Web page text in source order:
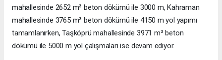
mahallesinde 2652 m³ beton dökümü ile 3000 m, Kahraman
mahallesinde 3765 m³ beton dökümü ile 4150 m yol yapımı
tamamlanırken, Taşköprü mahallesinde 3971 m³ beton
dökümü ile 5000 m yol çalışmaları ise devam ediyor.